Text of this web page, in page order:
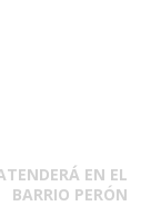
EN EL
BARRIO PERÓN